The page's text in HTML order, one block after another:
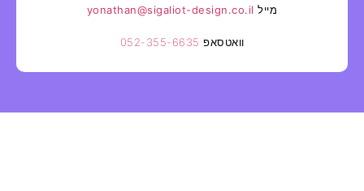
מייל yonathan@sigaliot-design.co.il
וואטסאפ 052-355-6635